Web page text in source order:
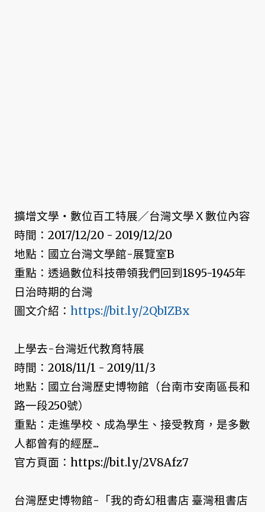
擴增文學・數位百工特展／台灣文學Ｘ數位內容
時間：2017/12/20 - 2019/12/20
地點：國立台灣文學館-展覽室B
重點：透過數位科技帶領我們回到1895-1945年
日治時期的台灣
圖文介紹： https://bit.ly/2QbIZBx
上學去-台灣近代教育特展
時間：2018/11/1 - 2019/11/3
地點：國立台灣歷史博物館（台南市安南區長和
路一段250號）
重點：走進學校、成為學生、接受教育，是多數
人都曾有的經歷...
官方頁面：https://bit.ly/2V8Afz7
台灣歷史博物館-「我的奇幻租書店 臺灣租書店